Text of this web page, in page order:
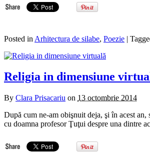
Posted in Arhitectura de silabe, Poezie |
Religia in dimensiune
By Clara Prisacariu on 13 octombrie 2014
După cum ne-am obişnuit deja, şi în acest
cu doamna profesor Ţuţui despre una dintre